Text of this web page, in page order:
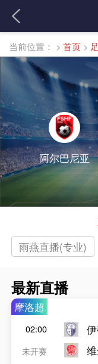
当前位置： > 首页 >
阿尔巴尼亚
雨燕直播(专业)
最新直播
摩洛超
02:00
未开赛